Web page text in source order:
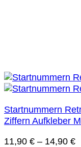
Startnummern
Ziffern Aufkleber
11,90 € – 14,90 €